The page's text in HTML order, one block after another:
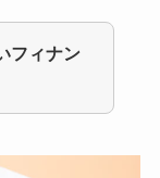
フィナン